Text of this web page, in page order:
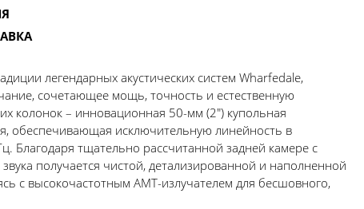
легендарных акустических систем Wharfedale,
сочетающее мощь, точность и естественную
колонок – инновационная 50-мм (2") купольная
обеспечивающая исключительную линейность в
Благодаря тщательно рассчитанной задней камере с
получается чистой, детализированной и наполненной
с высокочастотным AMT-излучателем для бесшовного,